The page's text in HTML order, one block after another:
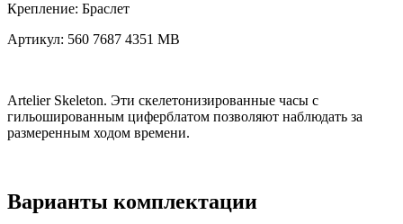
Крепление: Браслет
Артикул: 560 7687 4351 MB
Artelier Skeleton. Эти скелетонизированные часы с
гильошированным циферблатом позволяют наблюдать за
размеренным ходом времени.
Варианты комплектации